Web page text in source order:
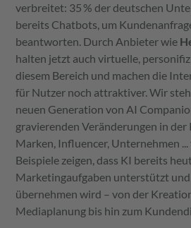
verbreitet: 35 % der deutschen
bereits Chatbots, um
beantworten. Durch Anbieter wie
halten jetzt auch virtuelle,
diesem Bereich und machen die
für Nutzer noch attraktiver. Wir
neuen Generation von AI
gravierenden Veränderungen in
Marken, Influencer, Unternehmen
Beispiele zeigen, dass KI bereits
Marketingaufgaben unterstützt
übernehmen wird – von der
Mediaplanung bis hin zum